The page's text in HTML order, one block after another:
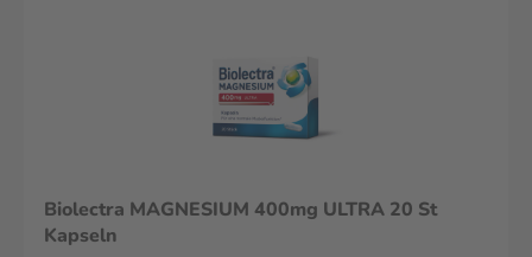
Biolectra MAGNESIUM 400mg ULTRA 20 St
Kapseln